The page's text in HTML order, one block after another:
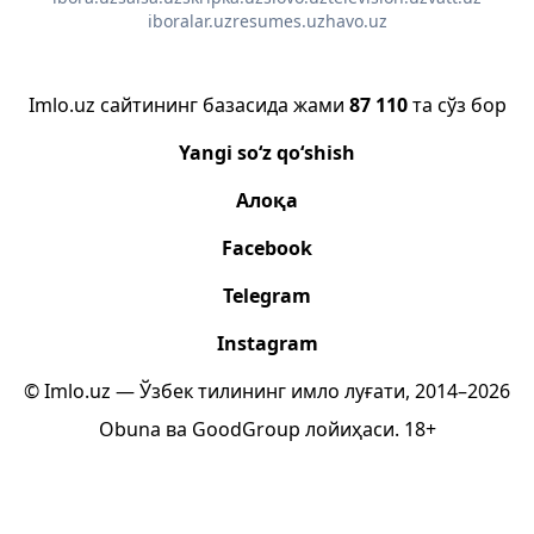
iboralar.uzresumes.uzhavo.uz
Imlo.uz сайтининг базасида жами 87 110та сўз бор
Yangi so‘z qo‘shish
Алоқа
Facebook
Telegram
Instagram
© Imlo.uz — Ўзбек тилининг имло луғати, 2014–2026
Obuna ва GoodGroup лойиҳаси. 18+